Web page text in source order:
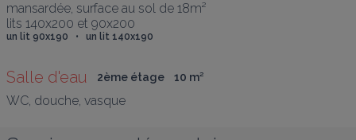
mansardée, surface au sol de 18m²
lits 140x200 et 90x200
un lit 90x190   •   un lit 140x190
Salle d'eau 2ème étage 10 m²
WC, douche, vasque